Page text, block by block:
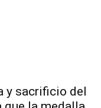
y sacrificio del